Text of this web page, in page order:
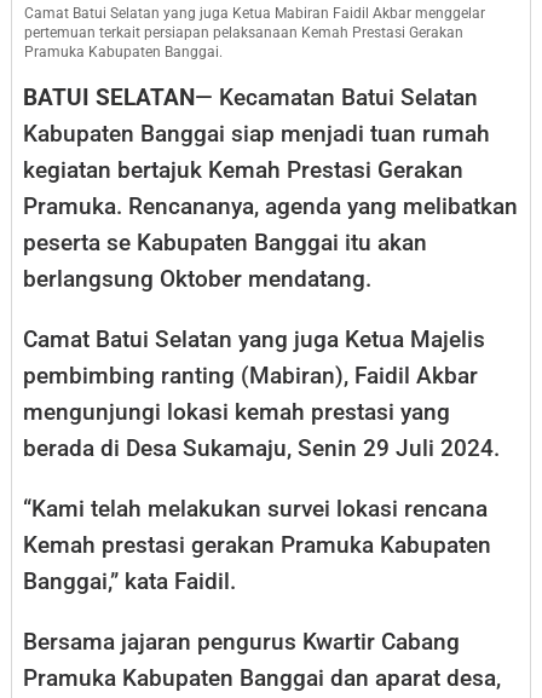
Prestasi
Kabupaten
Banggai
Camat Batui Selatan yang juga Ketua Mabiran Faidil Akbar menggelar
pertemuan terkait persiapan pelaksanaan Kemah Prestasi Gerakan
Pramuka Kabupaten Banggai.
BATUI SELATAN— Kecamatan Batui Selatan
Kabupaten Banggai siap menjadi tuan rumah
kegiatan bertajuk Kemah Prestasi Gerakan
Pramuka. Rencananya, agenda yang melibatkan
peserta se Kabupaten Banggai itu akan
berlangsung Oktober mendatang.
Camat Batui Selatan yang juga Ketua Majelis
pembimbing ranting (Mabiran), Faidil Akbar
mengunjungi lokasi kemah prestasi yang
berada di Desa Sukamaju, Senin 29 Juli 2024.
“Kami telah melakukan survei lokasi rencana
Kemah prestasi gerakan Pramuka Kabupaten
Banggai,” kata Faidil.
Bersama jajaran pengurus Kwartir Cabang
Pramuka Kabupaten Banggai dan aparat desa,